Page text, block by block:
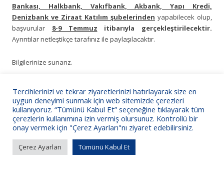
Bankası, Halkbank, Vakıfbank, Akbank, Yapı Kredi,
Denizbank ve Ziraat Katılım şubelerinden yapabilecek olup,
başvurular 8-9 Temmuz itibarıyla gerçekleştirilecektir.
Ayrıntılar netleştikçe tarafınız ile paylaşılacaktır.
Bilgilerinize sunarız.
KSO Bilgi İşlem
Tercihlerinizi ve tekrar ziyaretlerinizi hatırlayarak size en
uygun deneyimi sunmak için web sitemizde çerezleri
kullanıyoruz. “Tümünü Kabul Et” seçeneğine tıklayarak tüm
çerezlerin kullanımına izin vermiş olursunuz. Kontrollü bir
onay vermek için "Çerez Ayarları"nı ziyaret edebilirsiniz.
Çerez Ayarları Tümünü Kabul Et